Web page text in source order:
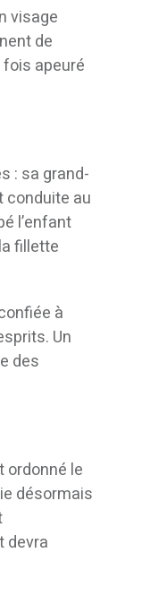
visage
de
fois apeuré
: sa grand-
conduite au
l’enfant
fillette
à
Un
des
ordonné le
désormais
devra